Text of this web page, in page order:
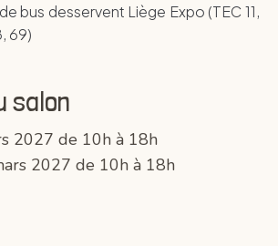
bus desservent Liège Expo (TEC 11,
69)
salon
2027 de 10h à 18h
2027 de 10h à 18h